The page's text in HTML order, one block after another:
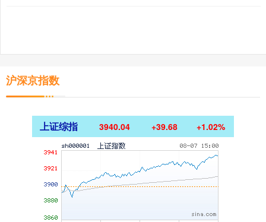
沪深京指数
上证综指 3940.04 +39.68 +1.02%